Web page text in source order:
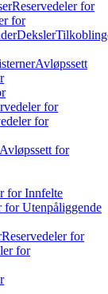
Reservedeler for
for
Deksler
Avløpssett
for
for
Avløpssett for
for Innfelte
for Utenpåliggende
Reservedeler for
for